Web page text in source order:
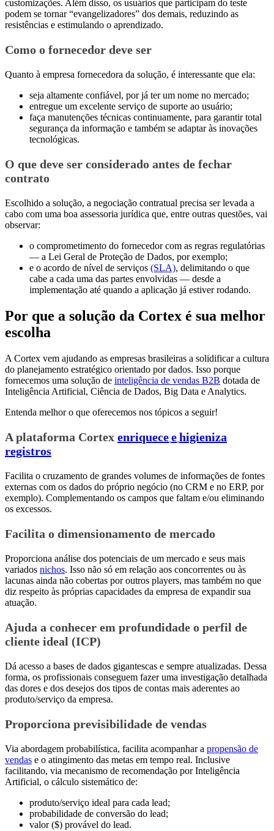
customizações. Além disso, os usuários que participam do teste
podem se tornar “evangelizadores” dos demais, reduzindo as
resistências e estimulando o aprendizado.
Como o fornecedor deve ser
Quanto à empresa fornecedora da solução, é interessante que ela:
seja altamente confiável, por já ter um nome no mercado;
entregue um excelente serviço de suporte ao usuário;
faça manutenções técnicas continuamente, para garantir total
segurança da informação e também se adaptar às inovações
tecnológicas.
O que deve ser considerado antes de fechar
contrato
Escolhido a solução, a negociação contratual precisa ser levada a
cabo com uma boa assessoria jurídica que, entre outras questões, vai
observar:
o comprometimento do fornecedor com as regras regulatórias
— a Lei Geral de Proteção de Dados, por exemplo;
e o acordo de nível de serviços (SLA), delimitando o que
cabe a cada uma das partes envolvidas — desde a
implementação até quando a aplicação já estiver rodando.
Por que a solução da Cortex é sua melhor
escolha
A Cortex vem ajudando as empresas brasileiras a solidificar a cultura
do planejamento estratégico orientado por dados. Isso porque
fornecemos uma solução de inteligência de vendas B2B dotada de
Inteligência Artificial, Ciência de Dados, Big Data e Analytics.
Entenda melhor o que oferecemos nos tópicos a seguir!
A plataforma Cortex enriqueceehigieniza
registros
Facilita o cruzamento de grandes volumes de informações de fontes
externas com os dados do próprio negócio (no CRM e no ERP, por
exemplo). Complementando os campos que faltam e/ou eliminando
os excessos.
Facilita o dimensionamento de mercado
Proporciona análise dos potenciais de um mercado e seus mais
variados nichos. Isso não só em relação aos concorrentes ou às
lacunas ainda não cobertas por outros players, mas também no que
diz respeito às próprias capacidades da empresa de expandir sua
atuação.
Ajuda a conhecer em profundidade o perfil de
cliente ideal (ICP)
Dá acesso a bases de dados gigantescas e sempre atualizadas. Dessa
forma, os profissionais conseguem fazer uma investigação detalhada
das dores e dos desejos dos tipos de contas mais aderentes ao
produto/serviço da empresa.
Proporciona previsibilidade de vendas
Via abordagem probabilística, facilita acompanhar a propensão de
vendas e o atingimento das metas em tempo real. Inclusive
facilitando, via mecanismo de recomendação por Inteligência
Artificial, o cálculo sistemático de:
produto/serviço ideal para cada lead;
probabilidade de conversão do lead;
valor ($) provável do lead.